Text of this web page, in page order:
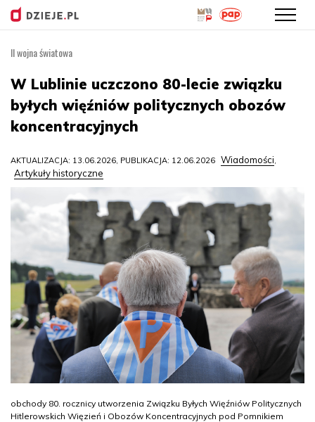
treści
II wojna światowa
W Lublinie uczczono 80-lecie związku
byłych więźniów politycznych obozów
koncentracyjnych
AKTUALIZACJA: 13.06.2026, PUBLIKACJA: 12.06.2026 Wiadomości,
Artykuły historyczne
obchody 80. rocznicy utworzenia Związku Byłych Więźniów Politycznych
Hitlerowskich Więzień i Obozów Koncentracyjnych pod Pomnikiem